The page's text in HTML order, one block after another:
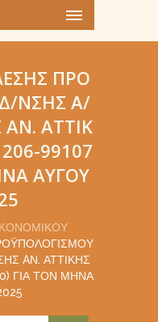
ΠΡΟ
ΝΣΗΣ Α/
ΑΤΤΙΚ
99107
ΑΥΓΟΥ
AΝ. ΑΤΤΙΚΉΣ
ΓΙΑ ΤΟΝ ΜΉΝΑ